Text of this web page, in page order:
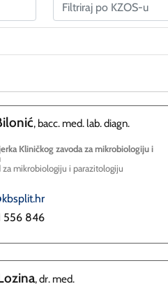
, bacc. med. lab. diagn.
Kliničkog zavoda za mikrobiologiju i
za mikrobiologiju i parazitologiju
556 846
, dr. med.